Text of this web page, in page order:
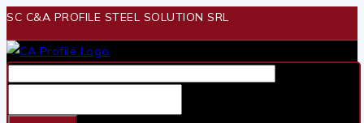
Skip
to
content
SC C&A PROFILE STEEL SOLUTION SRL
pentru: